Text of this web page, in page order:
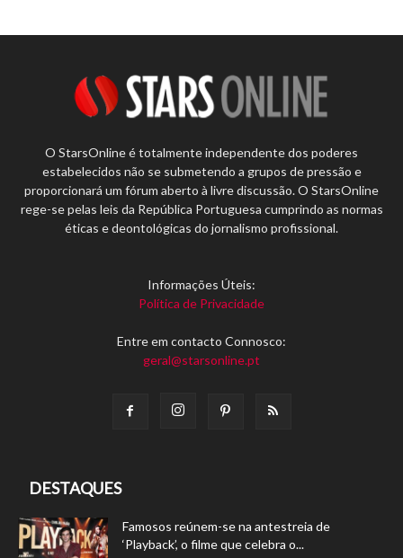
O StarsOnline é totalmente independente dos poderes
estabelecidos não se submetendo a grupos de pressão e
proporcionará um fórum aberto à livre discussão. O StarsOnline
rege-se pelas leis da República Portuguesa cumprindo as normas
éticas e deontológicas do jornalismo profissional.
Informações Úteis:
Política de Privacidade
Entre em contacto Connosco:
geral@starsonline.pt
DESTAQUES
Famosos reúnem-se na antestreia de
‘Playback’, o filme que celebra o...